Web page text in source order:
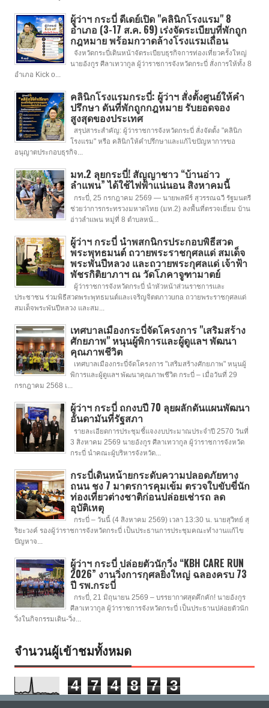
ผู้ว่าฯ กระบี่ ดีเดย์เปิด "คลินิกโรงแรม" 8
อำเภอ (3-17 ส.ค. 69) เร่งจัดระเบียบที่พักถูก
กฎหมาย พร้อมกวาดล้างโรงแรมเถื่อน
จังหวัดกระบี่เดินหน้าจัดระเบียบธุรกิจการท่องเที่ยวครั้งใหญ่
นายอังกูร ศีลาเทวากูล ผู้ว่าราชการจังหวัดกระบี่ สั่งการให้ทั้ง 8
อำเภอ Kick o...
คลินิกโรงแรมกระบี่: ผู้ว่าฯ สั่งตั้งศูนย์ให้คำ
ปรึกษา ดันที่พักถูกกฎหมาย รับยอดจอง
สูงสุดของประเทศ
สรุปสาระสำคัญ: ผู้ว่าราชการจังหวัดกระบี่ สั่งจัดตั้ง "คลินิก
โรงแรม" หรือ คลินิกให้คำปรึกษาและแก้ไขปัญหาการขอ
อนุญาตประกอบธุรกิจ...
มท.2 ลุยกระบี่! สัญญาชาว “บ้านอ่าว
ลำแพน” ได้ใช้ไฟฟ้าแน่นอน สิงหาคมนี้
กระบี่, 25 กรกฎาคม 2569 — นายพลพีร์ สุวรรณฉวี รัฐมนตรี
ช่วยว่าการกระทรวงมหาดไทย (มท.2) ลงพื้นที่ตรวจเยี่ยม บ้าน
อ่าวลำแพน หมู่ที่ 8 ตำบลหน้...
ผู้ว่าฯ กระบี่ นำพสกนิกรประกอบพิธีสวด
พระพุทธมนต์ ถวายพระราชกุศลแด่ สมเด็จ
พระพันปีหลวง และถวายพระกุศลแด่ เจ้าฟ้า
พัชรกิติยาภาฯ ณ วัดโภคาจูฑามาตย์
ผู้ว่าราชการจังหวัดกระบี่ นำหัวหน้าส่วนราชการและ
ประชาชน ร่วมพิธีสวดพระพุทธมนต์และเจริญจิตตภาวuna ถวายพระราชกุศลแด่
สมเด็จพระพันปีหลวง และสม...
เทศบาลเมืองกระบี่จัดโครงการ "เสริมสร้าง
ศักยภาพ" หนุนผู้พิการและผู้ดูแลฯ พัฒนา
คุณภาพชีวิต
เทศบาลเมืองกระบี่จัดโครงการ "เสริมสร้างศักยภาพ" หนุนผู้
พิการและผู้ดูแลฯ พัฒนาคุณภาพชีวิต กระบี่ – เมื่อวันที่ 29
กรกฎาคม 2568 เ...
ผู้ว่าฯ กระบี่ ถกงบปี 70 ลุยผลักดันแผนพัฒนา
อันดามันที่รัฐสภา
รายละเอียดการประชุมชี้แจงงบประมาณประจำปี 2570 วันที่
3 สิงหาคม 2569 นายอังกูร ศีลาเทวากูล ผู้ว่าราชการจังหวัด
กระบี่ นำคณะผู้บริหารจังหวัด...
กระบี่เดินหน้ายกระดับความปลอดภัยทาง
ถนน ชง 7 มาตรการคุมเข้ม ตรวจใบขับขี่นัก
ท่องเที่ยวต่างชาติก่อนปล่อยเช่ารถ ลด
อุบัติเหตุ
กระบี่ – วันนี้ (4 สิงหาคม 2569) เวลา 13:30 น. นายสุวิทย์ สุ
ริยะวงค์ รองผู้ว่าราชการจังหวัดกระบี่ เป็นประธานการประชุมคณะทำงานแก้ไข
ปัญหาจ...
ผู้ว่าฯ กระบี่ ปล่อยตัวนักวิ่ง “KBH CARE RUN
2026” งานวิ่งการกุศลยิ่งใหญ่ ฉลองครบ 73
ปี รพ.กระบี่
กระบี่, 21 มิถุนายน 2569 – บรรยากาศสุดคึกคัก! นายอังกูร
ศีลาเทวากูล ผู้ว่าราชการจังหวัดกระบี่ เป็นประธานปล่อยตัวนัก
วิ่งในกิจกรรมเดิน-วิ่ง...
จำนวนผู้เข้าชมทั้งหมด
4 7 4 8 7 3